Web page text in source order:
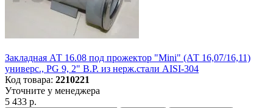
Закладная АТ 16.08 под прожектор "Mini" (АТ 16,07/16,11)
универс., PG 9, 2" В.Р. из нерж.стали AISI-304
Код товара: 2210221
Уточните у менеджера
5 433 р.